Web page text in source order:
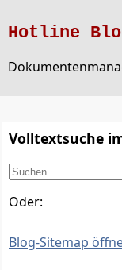
Hotline
Volltextsuche
Oder:
Blog-Sitemap